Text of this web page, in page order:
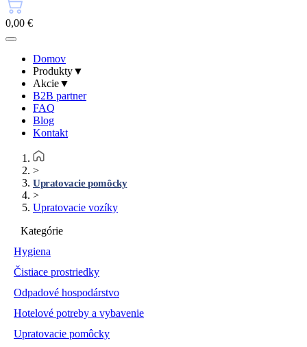
0,00 €
Domov
Produkty▼
Akcie▼
B2B partner
FAQ
Blog
Kontakt
>
Upratovacie pomôcky
>
Upratovacie vozíky
Kategórie
Hygiena
Čistiace prostriedky
Odpadové hospodárstvo
Hotelové potreby a vybavenie
Upratovacie pomôcky